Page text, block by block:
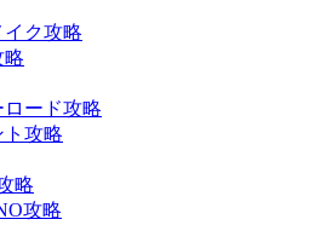
ク攻略
略
ード攻略
ト攻略
略
攻略